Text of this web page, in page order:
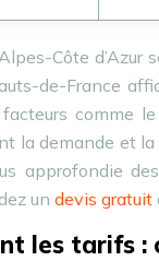
Côte
de-France
comme
la demande et
approfondie
un devis gratuit
les tarifs :